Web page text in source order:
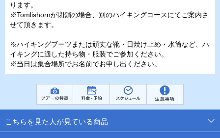
ります。
※Tomlishornが閉鎖の場合、別のハイキングコースにてご案内さ
せて頂きます。
※ハイキングブーツまたは頑丈な靴・日焼け止め・水筒など、ハ
イキングに適した持ち物・服装でご参加ください。
※当日は集合場所でお名前でお申し出ください。
こちらを見た人が見ている商品